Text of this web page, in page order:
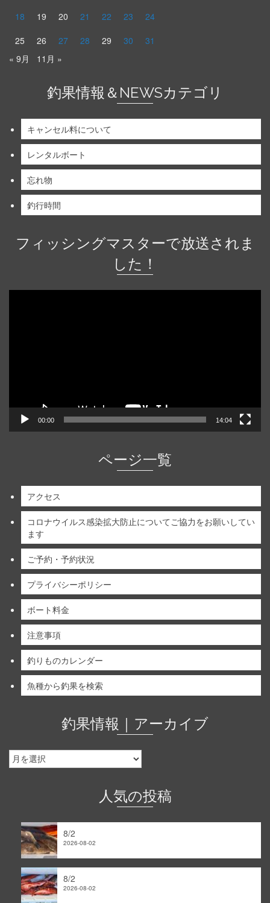
18
19 20 21 22 23
24
25
26 27 28 29 30
31
« 9月
11月 »
釣果情報＆NEWSカテゴリ
キャンセル料について
レンタルボート
忘れ物
釣行時間
フィッシングマスターで放送されま
した！
00:00 14:04
ページ一覧
アクセス
コロナウイルス感染拡大防止についてご協力をお願いしてい
ます
ご予約・予約状況
プライバシーポリシー
ボート料金
注意事項
釣りものカレンダー
魚種から釣果を検索
釣果情報｜アーカイブ
釣
果
人気の投稿
8/2
2026-08-02
8/2
2026-08-02